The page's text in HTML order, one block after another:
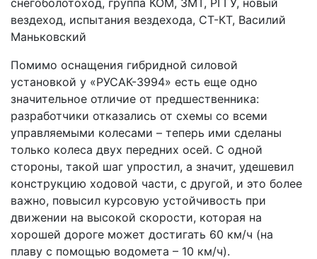
Помимо оснащения гибридной силовой
установкой у «РУСАК-3994» есть еще одно
значительное отличие от предшественника:
разработчики отказались от схемы со всеми
управляемыми колесами – теперь ими сделаны
только колеса двух передних осей. С одной
стороны, такой шаг упростил, а значит, удешевил
конструкцию ходовой части, с другой, и это более
важно, повысил курсовую устойчивость при
движении на высокой скорости, которая на
хорошей дороге может достигать 60 км/ч (на
плаву с помощью водомета – 10 км/ч).